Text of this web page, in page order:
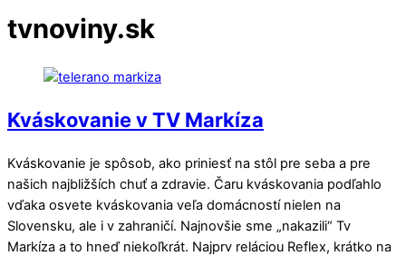
tvnoviny.sk
Kváskovanie v TV Markíza
Kváskovanie je spôsob, ako priniesť na stôl pre seba a pre
našich najbližších chuť a zdravie. Čaru kváskovania podľahlo
vďaka osvete kváskovania veľa domácností nielen na
Slovensku, ale i v zahraničí. Najnovšie sme „nakazili“ Tv
Markíza a to hneď niekoľkrát. Najprv reláciou Reflex, krátko na